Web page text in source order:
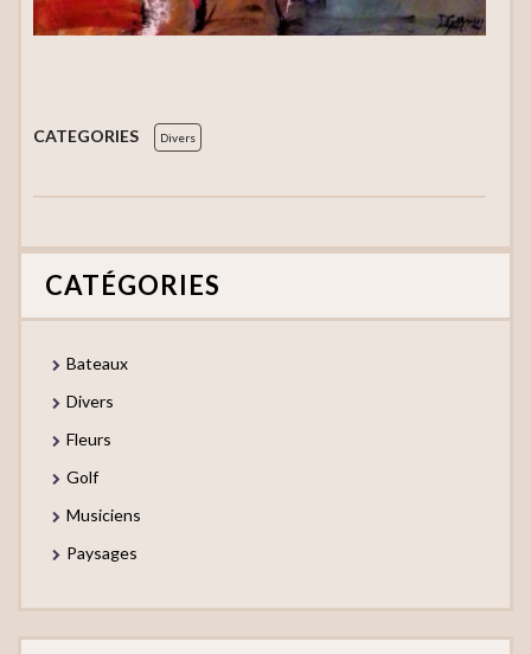
CATEGORIES Divers
CATÉGORIES
Bateaux
Divers
Fleurs
Golf
Musiciens
Paysages